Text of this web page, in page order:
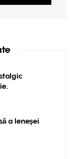
a leneşei